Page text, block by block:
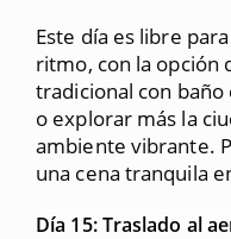
Este día es libre
ritmo, con la opción
tradicional con
o explorar más la
ambiente vibrante.
una cena tranquila
Día 15: Traslado al